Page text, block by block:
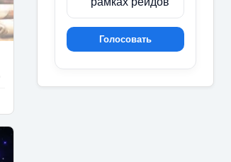
Голосовать